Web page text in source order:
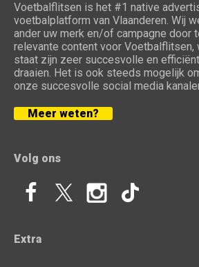
Voetbalflitsen is het #1 native
voetbalplatform van Vlaanderen. Wij
ander uw merk en/of campagne door
relevante content voor Voetbalflitsen,
staat zijn zeer succesvolle en
draaien. Het is ook steeds mogelijk
onze succesvolle social media
Meer weten?
Volg ons
Extra